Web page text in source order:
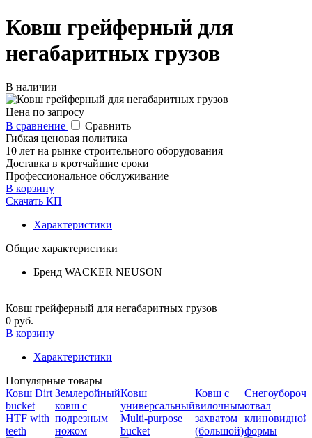
Ковш грейферный для
негабаритных грузов
В наличии
Цена по запросу
В сравнение
Сравнить
Гибкая ценовая политика
10 лет на рынке строительного оборудования
Доставка в кротчайшие сроки
Профессиональное обслуживание
В корзину
Скачать КП
Характеристики
Общие характеристики
Бренд WACKER NEUSON
Ковш грейферный для негабаритных грузов
0 руб.
В корзину
Характеристики
Популярные товары
Ковш Dirt
bucket
HTF with
teeth
Землеройный
ковш с
подрезным
ножом
Ковш
универсальный
Multi-purpose
bucket
Ковш с
вилочным
захватом
(большой)
отвал
клиновидной
формы